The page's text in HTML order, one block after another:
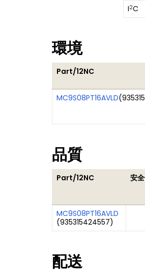
I2C
環境
Part/12NC
MC9S08PT16AVLD(
品質
Part/12NC 安
MC9S08PT16AVLD
(935315424557)
配送